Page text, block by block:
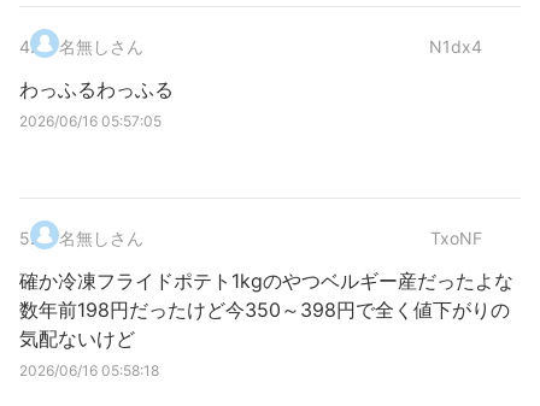
4. 名無しさん N1dx4
わっふるわっふる
2026/06/16 05:57:05
5. 名無しさん TxoNF
確か冷凍フライドポテト1kgのやつベルギー産だったよな
数年前198円だったけど今350～398円で全く値下がりの
気配ないけど
2026/06/16 05:58:18